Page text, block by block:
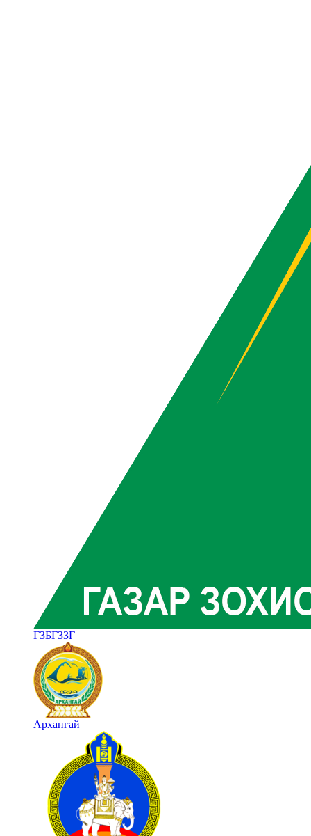
ГЗБГЗЗГ
Архангай